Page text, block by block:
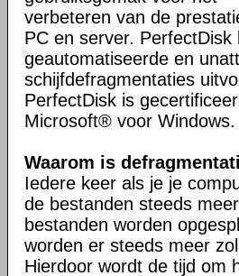
verbeteren van de
PC en server. PerfectDisk
geautomatiseerde en
schijfdefragmentaties
PerfectDisk is
Microsoft® voor Windows.
Waarom is
Iedere keer als je je
de bestanden steeds
bestanden worden
worden er steeds meer
Hierdoor wordt de tijd om